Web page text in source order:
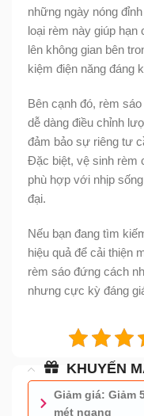
những ngày nóng
loại rèm này giúp hạn
lên không gian bên
kiệm điện năng đáng
Bên cạnh đó, rèm
dễ dàng điều chỉnh
đảm bảo sự riêng tư
Đặc biệt, vệ sinh rèm
phù hợp với nhịp
đại.
Nếu bạn đang tìm
hiệu quả để cải thiện
rèm sáo đứng cách
nhưng cực kỳ đáng
KHUYẾN
Giảm giá: Giảm
mét ngang